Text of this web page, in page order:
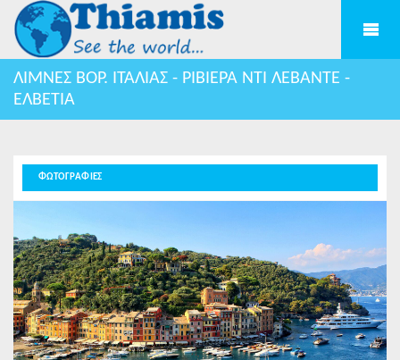
ΛΙΜNΕΣ ΒΟΡ. ΙΤΑΛΙΑΣ - ΡΙΒΙΕΡΑ ΝΤΙ ΛΕΒΑΝΤΕ -
ΕΛΒΕΤΙΑ
ΦΩΤΟΓΡΑΦΙΕΣ